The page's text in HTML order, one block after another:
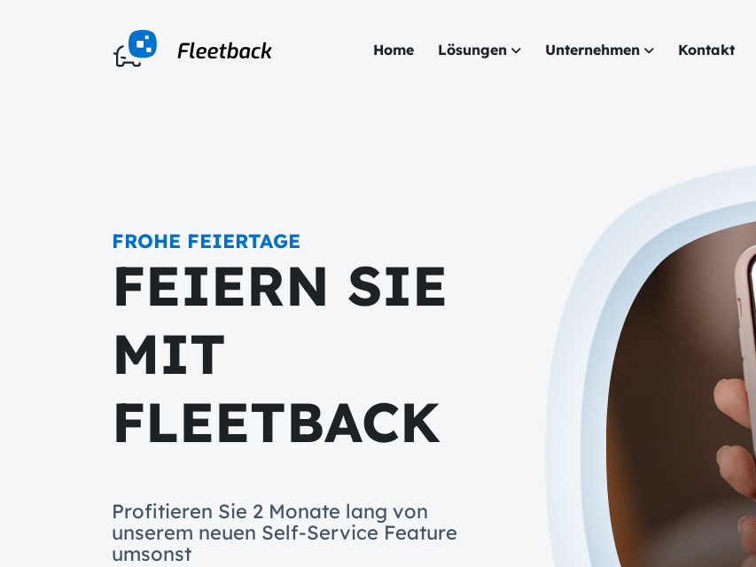
Home Lösungen Unternehmen Kontakt
FROHE FEIERTAGE
FEIERN SIE
MIT
FLEETBACK
Profitieren Sie 2 Monate lang von
unserem neuen Self-Service Feature
umsonst